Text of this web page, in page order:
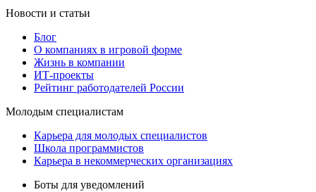
Новости и статьи
Блог
О компаниях в игровой форме
Жизнь в компании
ИТ-проекты
Рейтинг работодателей России
Молодым специалистам
Карьера для молодых специалистов
Школа программистов
Карьера в некоммерческих организациях
Боты для уведомлений